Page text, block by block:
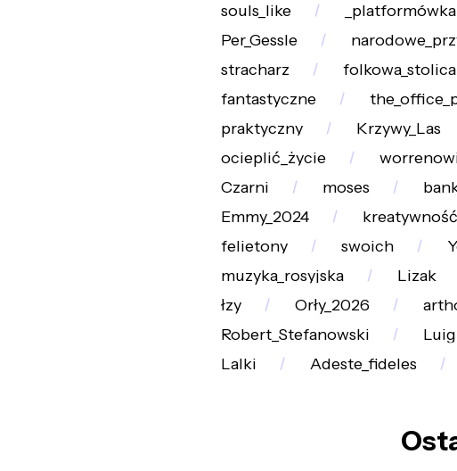
souls_like
_platformówka
Per_Gessle
stracharz
folkowa_stolica
fantastyczne
praktyczny
Krzywy_Las
ocieplić_życie
Czarni
moses
Emmy_2024
kreatywność
felietony
swoich
muzyka_rosyjska
Lizak
łzy
Orły_2026
Robert_Stefanowski
Lalki
Adeste_fideles